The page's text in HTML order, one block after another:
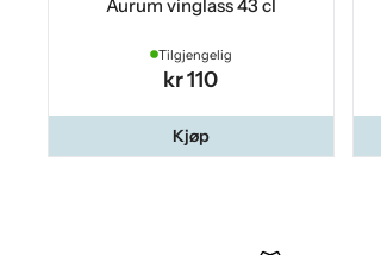
Aurum vinglass 43 cl
Tilgjengelig
kr 110
Kjøp